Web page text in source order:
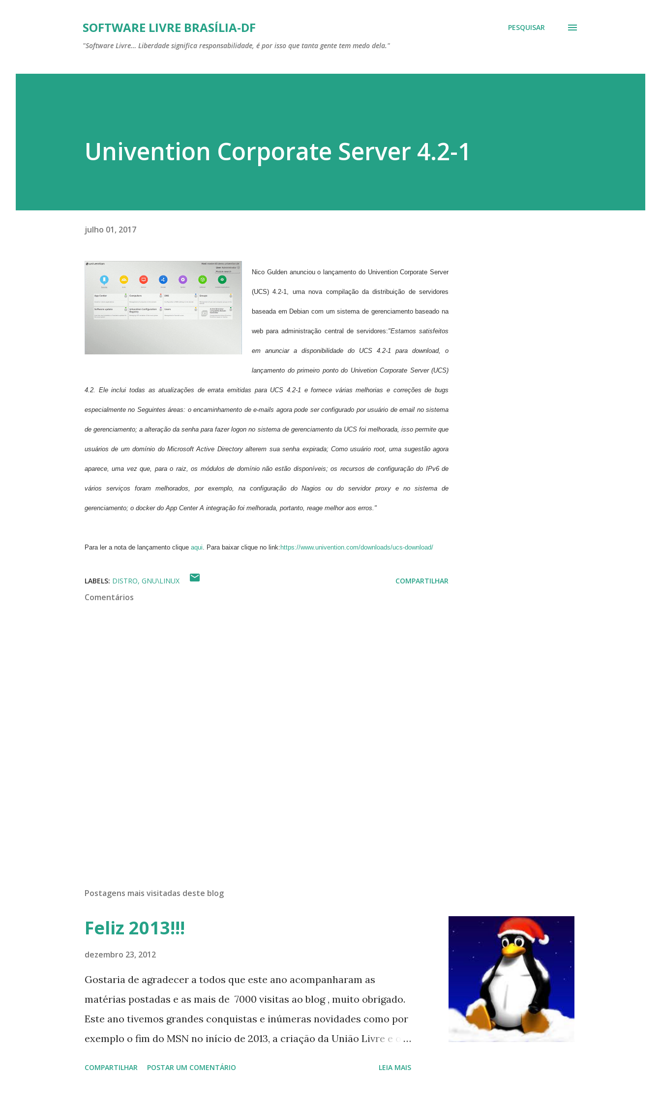
SOFTWARE LIVRE BRASÍLIA-DF
"Software Livre… Liberdade significa responsabilidade, é por isso que tanta gente tem medo dela."
PESQUISAR
Univention Corporate Server 4.2-1
julho 01, 2017
Nico Gulden anunciou o lançamento do Univention Corporate Server
(UCS) 4.2-1, uma nova compilação da distribuição de servidores
baseada em Debian com um sistema de gerenciamento baseado na
web para administração central de servidores:"Estamos satisfeitos
em anunciar a disponibilidade do UCS 4.2-1 para download, o
lançamento do primeiro ponto do Univetion Corporate Server (UCS)
4.2. Ele inclui todas as atualizações de errata emitidas para UCS 4.2-1 e fornece várias melhorias e correções de bugs
especialmente no Seguintes áreas: o encaminhamento de e-mails agora pode ser configurado por usuário de email no sistema
de gerenciamento; a alteração da senha para fazer logon no sistema de gerenciamento da UCS foi melhorada, isso permite que
usuários de um domínio do Microsoft Active Directory alterem sua senha expirada; Como usuário root, uma sugestão agora
aparece, uma vez que, para o raiz, os módulos de domínio não estão disponíveis; os recursos de configuração do IPv6 de
vários serviços foram melhorados, por exemplo, na configuração do Nagios ou do servidor proxy e no sistema de
gerenciamento; o docker do App CenterA integração foi melhorada, portanto, reage melhor aos erros."
Para ler a nota de lançamento clique aqui. Para baixar clique no link: https://www.univention.com/downloads/ucs-download/
LABELS: DISTRO GNU\LINUX COMPARTILHAR
Comentários
Postagens mais visitadas deste blog
Feliz 2013!!!
dezembro 23, 2012
Gostaria de agradecer a todos que este ano acompanharam as
matérias postadas e as mais de 7000 visitas ao blog , muito obrigado.
Este ano tivemos grandes conquistas e inúmeras novidades como por
exemplo o fim do MSN no início de 2013, a criação da União Livre e o
COMPARTILHAR POSTAR UM COMENTÁRIO LEIA MAIS